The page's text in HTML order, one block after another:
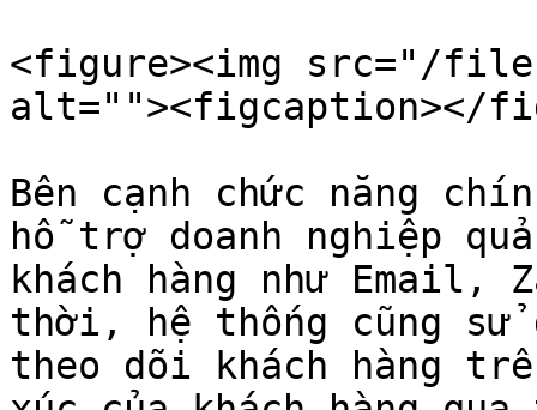
<figure><img src="/files/
alt=""><figcaption></
Bên cạnh chức năng
hỗ trợ doanh nghiệp
khách hàng như Email,
thời, hệ thống cũng sử
theo dõi khách hàng